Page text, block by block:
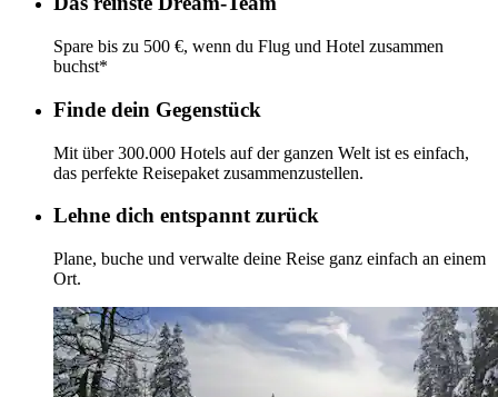
Spare bis zu 500 €, wenn du Flug und Hotel zusammen
buchst*
Finde dein Gegenstück
Mit über 300.000 Hotels auf der ganzen Welt ist es einfach,
das perfekte Reisepaket zusammenzustellen.
Lehne dich entspannt zurück
Plane, buche und verwalte deine Reise ganz einfach an einem
Ort.